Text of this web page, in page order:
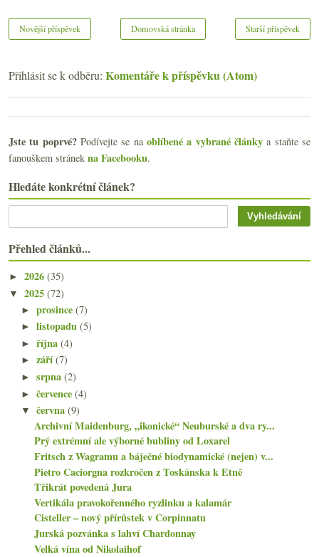
Novější příspěvek Starší příspěvek
Domovská stránka
Přihlásit se k odběru: Komentáře k příspěvku (Atom)
Jste tu poprvé?Podívejte se naoblíbené a vybrané články a staňte se
fanouškem stránek na Facebooku.
Hledáte konkrétní článek?
Přehled článků...
► 2026 (35)
▼ 2025 (72)
►prosince(7)
►listopadu(5)
►října(4)
►září(7)
►srpna(2)
►července(4)
▼června(9)
Archivní Maidenburg, „ikonické“ Neuburské a dva ry...
Prý extrémní ale výborné bubliny od Loxarel
Fritsch z Wagramu a báječné biodynamické (nejen) v...
Pietro Caciorgna rozkročen z Toskánska k Etně
Třikrát povedená Jura
Vertikála pravokořenného ryzlinku a kalamár
Cisteller – nový přírůstek v Corpinnatu
Jurská pozvánka s lahví Chardonnay
Velká vína od Nikolaihof